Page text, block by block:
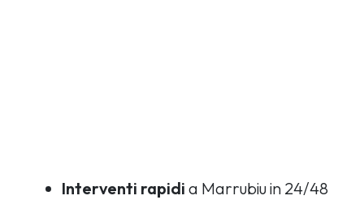
Interventi rapidi a Marrubiu in 24/48